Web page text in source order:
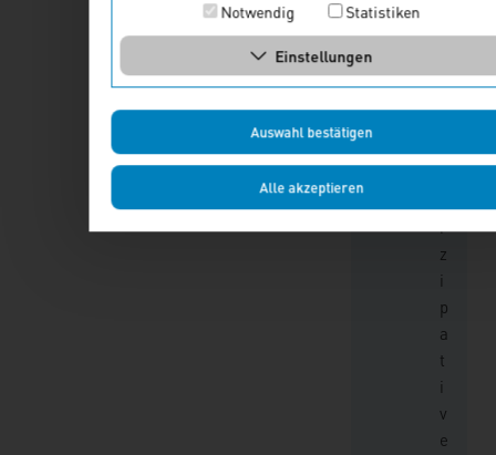
Notwendig Statistiken
Einstellungen
Auswahl bestätigen
Alle akzeptieren
o
e
r
i
z
i
p
a
t
i
v
e